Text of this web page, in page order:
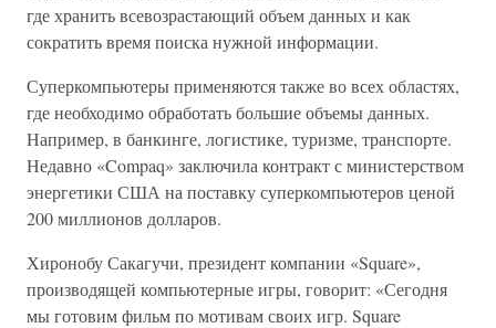
где хранить всевозрастающий объем данных и как
сократить время поиска нужной информации.
Суперкомпьютеры применяются также во всех областях,
где необходимо обработать большие объемы данных.
Например, в банкинге, логистике, туризме, транспорте.
Недавно «Compaq» заключила контракт с министерством
энергетики США на поставку суперкомпьютеров ценой
200 миллионов долларов.
Хиронобу Сакагучи, президент компании «Square»,
производящей компьютерные игры, говорит: «Сегодня
мы готовим фильм по мотивам своих игр. Square